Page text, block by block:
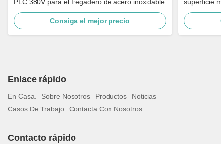
PLC 380V para el fregadero de acero inoxidable
Consiga el mejor precio
superficie
grifo de
inoxidable
Enlace rápido
En Casa. Sobre Nosotros Productos
Noticias
Casos De Trabajo
Contacta Con Nosotros
Contacto rápido